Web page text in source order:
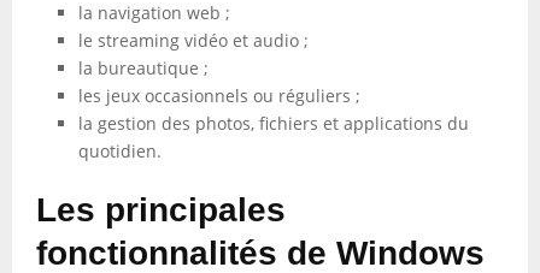
la navigation web ;
le streaming vidéo et audio ;
la bureautique ;
les jeux occasionnels ou réguliers ;
la gestion des photos, fichiers et applications du
quotidien.
Les principales
fonctionnalités de Windows